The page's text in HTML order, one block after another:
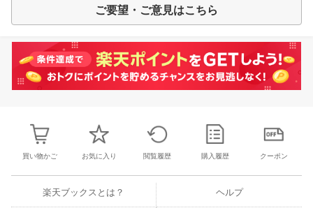
ご要望・ご意見はこちら
買い物かご お気に入り 閲覧履歴 購入履歴 クーポン
楽天ブックスとは？ ヘルプ